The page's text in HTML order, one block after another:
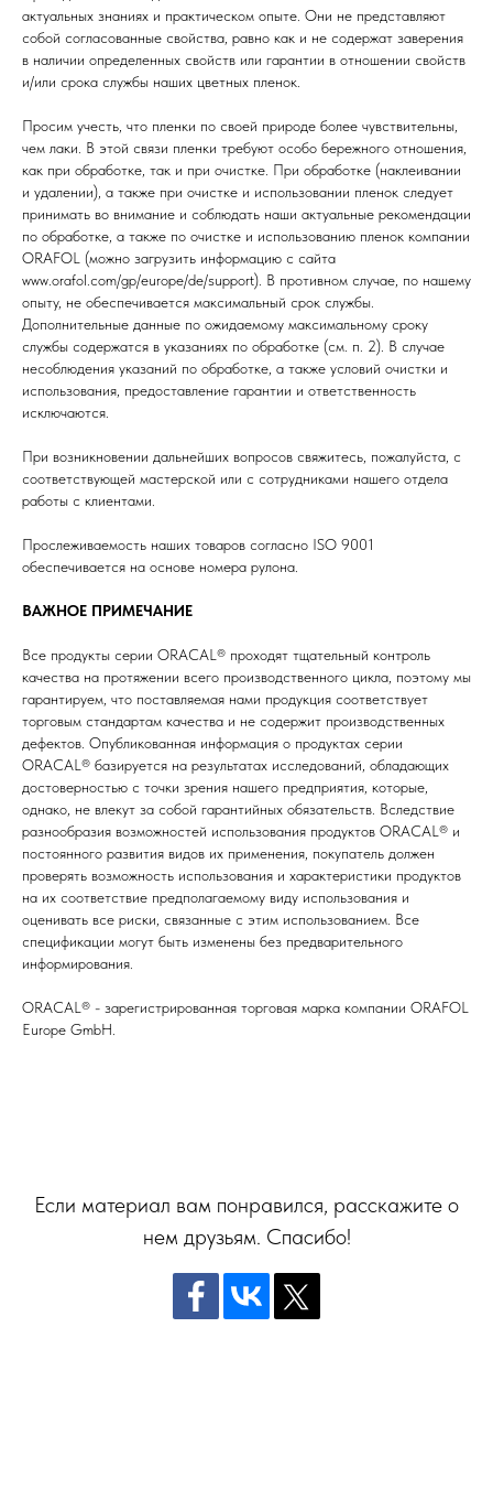
актуальных знаниях и практическом опыте. Они не представляют
собой согласованные свойства, равно как и не содержат заверения
в наличии определенных свойств или гарантии в отношении свойств
и/или срока службы наших цветных пленок.
Просим учесть, что пленки по своей природе более чувствительны,
чем лаки. В этой связи пленки требуют особо бережного отношения,
как при обработке, так и при очистке. При обработке (наклеивании
и удалении), а также при очистке и использовании пленок следует
принимать во внимание и соблюдать наши актуальные рекомендации
по обработке, а также по очистке и использованию пленок компании
ORAFOL (можно загрузить информацию с сайта
www.orafol.com/gp/europe/de/support). В противном случае, по нашему
опыту, не обеспечивается максимальный срок службы.
Дополнительные данные по ожидаемому максимальному сроку
службы содержатся в указаниях по обработке (см. п. 2). В случае
несоблюдения указаний по обработке, а также условий очистки и
использования, предоставление гарантии и ответственность
исключаются.
При возникновении дальнейших вопросов свяжитесь, пожалуйста, с
соответствующей мастерской или с сотрудниками нашего отдела
работы с клиентами.
Прослеживаемость наших товаров согласно ISO 9001
обеспечивается на основе номера рулона.
ВАЖНОЕ ПРИМЕЧАНИЕ
Все продукты серии ORACAL® проходят тщательный контроль
качества на протяжении всего производственного цикла, поэтому мы
гарантируем, что поставляемая нами продукция соответствует
торговым стандартам качества и не содержит производственных
дефектов. Опубликованная информация о продуктах серии
ORACAL® базируется на результатах исследований, обладающих
достоверностью с точки зрения нашего предприятия, которые,
однако, не влекут за собой гарантийных обязательств. Вследствие
разнообразия возможностей использования продуктов ORACAL® и
постоянного развития видов их применения, покупатель должен
проверять возможность использования и характеристики продуктов
на их соответствие предполагаемому виду использования и
оценивать все риски, связанные с этим использованием. Все
спецификации могут быть изменены без предварительного
информирования.
ORACAL® - зарегистрированная торговая марка компании ORAFOL
Europe GmbH.
Если материал вам понравился, расскажите о
нем друзьям. Спасибо!